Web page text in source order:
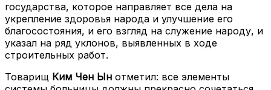
государства, которое направляет все дела на
укрепление здоровья народа и улучшение его
благосостояния, и его взгляд на служение народу, и
указал на ряд уклонов, выявленных в ходе
строительных работ.
Товарищ Ким Чен Ын отметил: все элементы